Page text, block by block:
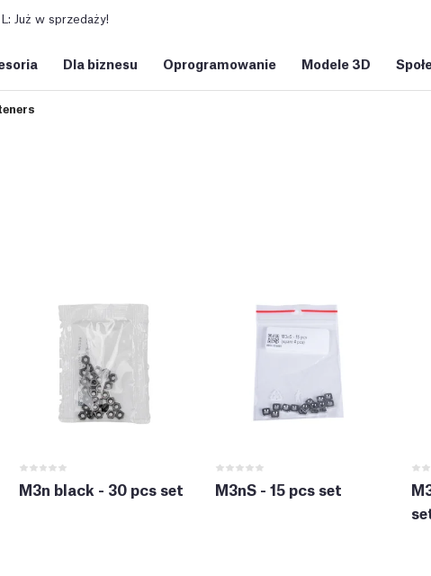
Już w sprzedaży!
Dla biznesu Oprogramowanie Modele 3D
M3n black - 30 pcs set M3nS - 15 pcs set